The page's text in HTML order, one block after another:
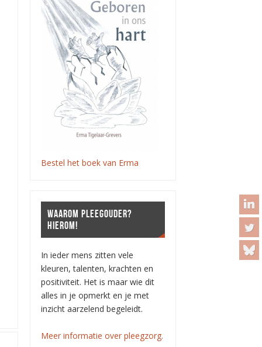
Bestel het boek van Erma
WAAROM PLEEGOUDER?
HIEROM!
In ieder mens zitten vele
kleuren, talenten, krachten en
positiviteit. Het is maar wie dit
alles in je opmerkt en je met
inzicht aarzelend begeleidt.
Meer informatie over pleegzorg.